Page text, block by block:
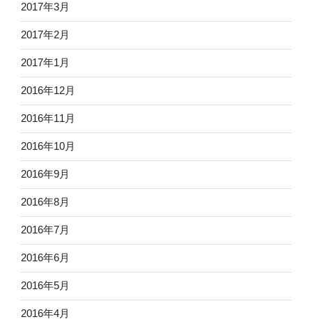
2017年3月
2017年2月
2017年1月
2016年12月
2016年11月
2016年10月
2016年9月
2016年8月
2016年7月
2016年6月
2016年5月
2016年4月